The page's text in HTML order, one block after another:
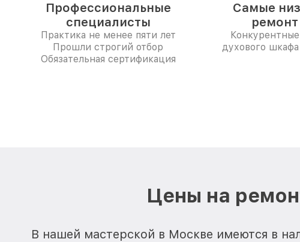
Профессиональные
специалисты
Практика не менее пяти лет
Прошли строгий отбор
Обязательная сертификация
Самые
духового
Цены на
В нашей мастерской в Москве имеются в